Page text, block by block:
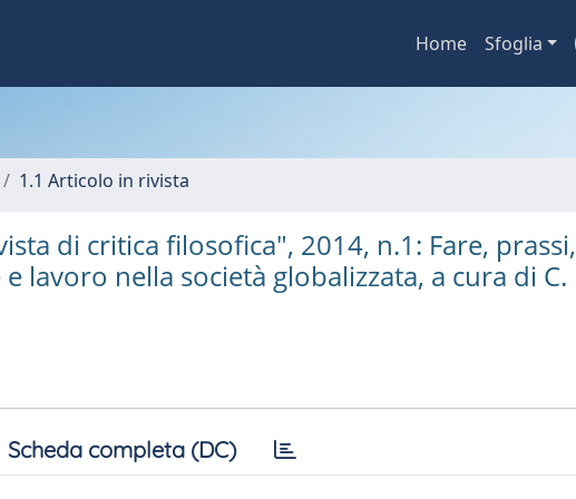
Home Sfoglia
1.1 Articolo in rivista
di critica filosofica", 2014, n.1: Fare, prassi,
lavoro nella società globalizzata, a cura di C.
Scheda completa (DC)